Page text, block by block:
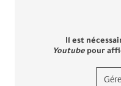
Il est
Youtube pour